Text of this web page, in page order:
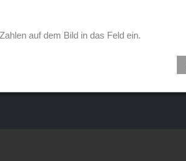
auf dem Bild in das Feld ein.